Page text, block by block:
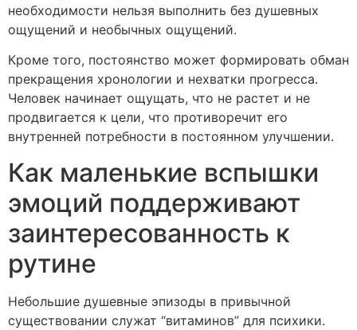
необходимости нельзя выполнить без душевных
ощущений и необычных ощущений.
Кроме того, постоянство может формировать обман
прекращения хронологии и нехватки прогресса.
Человек начинает ощущать, что не растет и не
продвигается к цели, что противоречит его
внутренней потребности в постоянном улучшении.
Как маленькие вспышки
эмоций поддерживают
заинтересованность к
рутине
Небольшие душевные эпизоды в привычной
существовании служат “витаминов” для психики.